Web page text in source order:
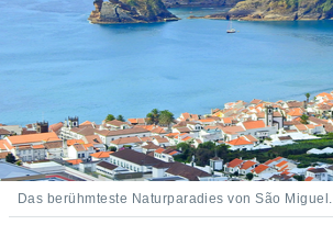
Das berühmteste Naturparadies von São Miguel.